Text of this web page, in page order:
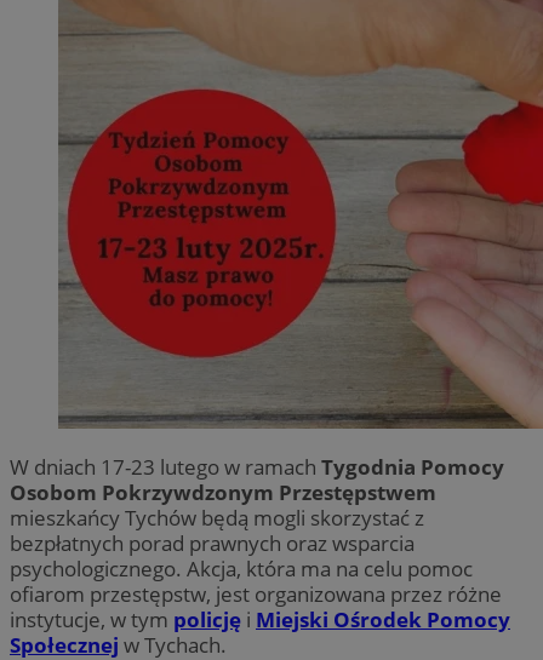
W dniach 17-23 lutego w ramach Tygodnia Pomocy
Osobom Pokrzywdzonym Przestępstwem
mieszkańcy Tychów będą mogli skorzystać z
bezpłatnych porad prawnych oraz wsparcia
psychologicznego. Akcja, która ma na celu pomoc
ofiarom przestępstw, jest organizowana przez różne
instytucje, w tym policję i Miejski Ośrodek Pomocy
Społecznej w Tychach.